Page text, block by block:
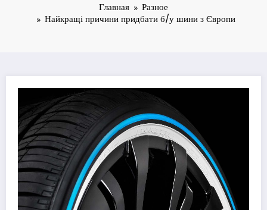
Главная
Разное
Найкращі причини придбати б/у шини з Європи